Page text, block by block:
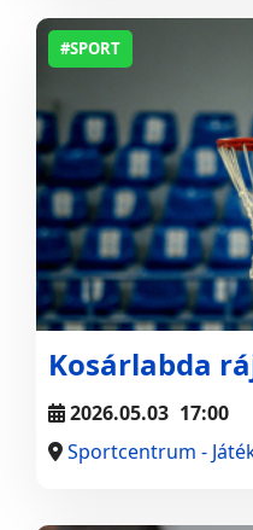
#SPORT
Kosárlabda
2026.05.03 17:00
Sportcentrum -